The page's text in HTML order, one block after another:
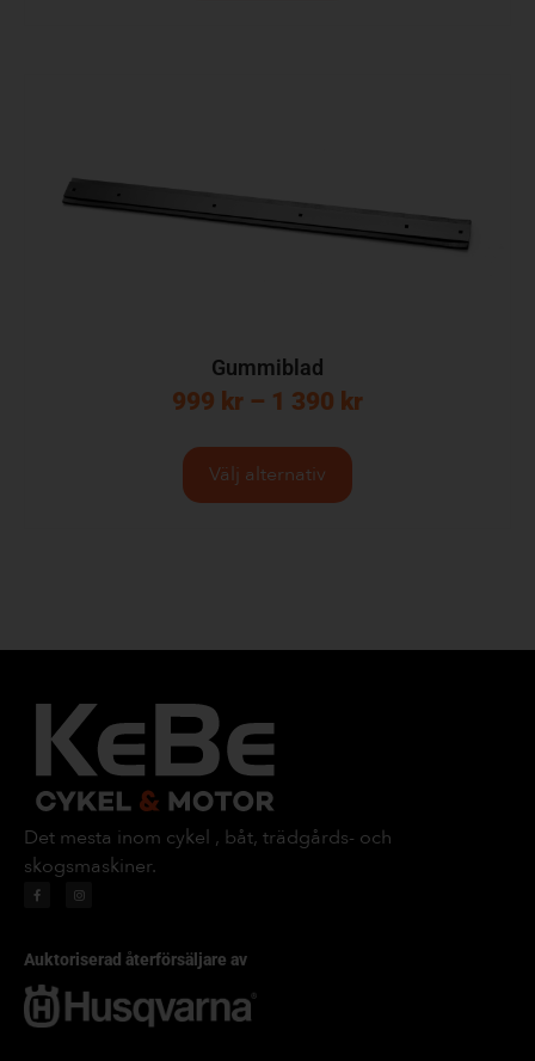
Gummiblad
999 kr – 1 390 kr
Välj alternativ
Det mesta inom cykel , båt, trädgårds- och
skogsmaskiner.
Auktoriserad återförsäljare av